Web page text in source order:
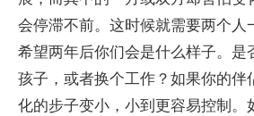
会停滞不前。这时候就需要两个人
希望两年后你们会是什么样子。是
孩子，或者换个工作？如果你的伴
化的步子变小，小到更容易控制。